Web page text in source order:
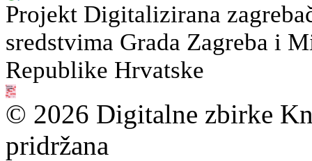
Projekt Digitalizirana
sredstvima Grada Zagreba i
Republike Hrvatske
© 2026 Digitalne zbirke
pridržana